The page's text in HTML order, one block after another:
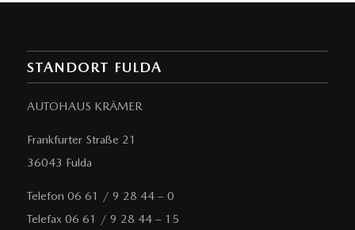
STANDORT FULDA
AUTOHAUS KRÄMER
Frankfurter Straße 21
36043 Fulda
Telefon 06 61 / 9 28 44 – 0
Telefax 06 61 / 9 28 44 – 15